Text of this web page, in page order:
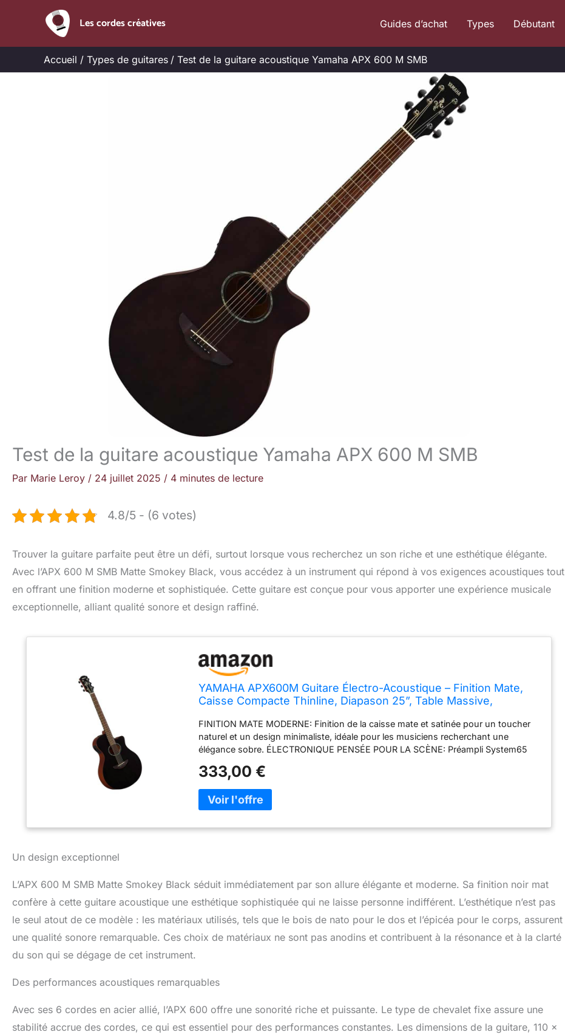
Les cordes créatives Guides d’achat Types Débutant
Accueil Types de guitares Test de la guitare acoustique Yamaha APX 600 M SMB
Test de la guitare acoustique Yamaha APX 600 M SMB
Par Marie Leroy / 24 juillet 2025 / 4 minutes de lecture
4.8/5 - (6 votes)
Trouver la guitare parfaite peut être un défi, surtout lorsque vous recherchez un son riche et une esthétique élégante.
Avec l’APX 600 M SMB Matte Smokey Black, vous accédez à un instrument qui répond à vos exigences acoustiques tout
en offrant une finition moderne et sophistiquée. Cette guitare est conçue pour vous apporter une expérience musicale
exceptionnelle, alliant qualité sonore et design raffiné.
YAMAHA APX600M Guitare Électro-Acoustique – Finition Mate,
Caisse Compacte Thinline, Diapason 25”, Table Massive,
FINITION MATE MODERNE: Finition de la caisse mate et satinée pour un toucher
naturel et un design minimaliste, idéale pour les musiciens recherchant une
élégance sobre. ÉLECTRONIQUE PENSÉE POUR LA SCÈNE: Préampli System65
ou live. DIAPASON ADAPTÉ AU JEU: Diapason de 25” pour des bends facilités, un
jeu fluide et précis, adapté aux débutants comme aux musiciens confirmés.
FABRICATION RESPONSABLE: Table massive en épicéa et essences de bois
durables, touche en palissandre pour une sonorité chaude, équilibrée et fiable.
AVANTAGE DU FORMAT SLIM: Corps fin et léger pour un jeu confortable, avec
333,00 €
Un design exceptionnel
L’APX 600 M SMB Matte Smokey Black séduit immédiatement par son allure élégante et moderne. Sa finition noir mat
confère à cette guitare acoustique une esthétique sophistiquée qui ne laisse personne indifférent. L’esthétique n’est pas
le seul atout de ce modèle : les matériaux utilisés, tels que le bois de nato pour le dos et l’épicéa pour le corps, assurent
une qualité sonore remarquable. Ces choix de matériaux ne sont pas anodins et contribuent à la résonance et à la clarté
du son qui se dégage de cet instrument.
Des performances acoustiques remarquables
Avec ses 6 cordes en acier allié, l’APX 600 offre une sonorité riche et puissante. Le type de chevalet fixe assure une
stabilité accrue des cordes, ce qui est essentiel pour des performances constantes. Les dimensions de la guitare, 110 x